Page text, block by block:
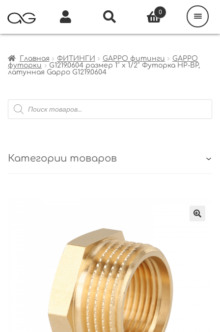
Главная ФИТИНГИ GAPPO фитинги
GAPPO
футорки
G1219.0604 размер 1″ х 1/2″ Футорка НР-ВР,
латунная Gappo G1219.0604
Поиск
товаров
Категории товаров
0